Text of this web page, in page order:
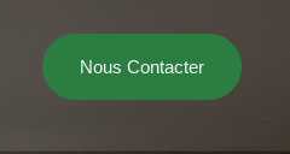
Nous Contacter